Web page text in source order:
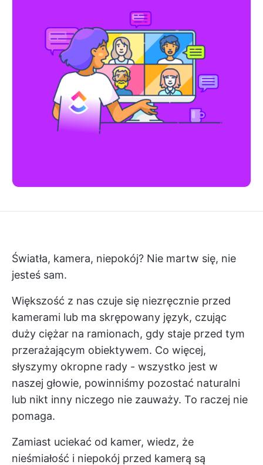
Światła, kamera, niepokój? Nie martw się, nie
jesteś sam.
Większość z nas czuje się niezręcznie przed
kamerami lub ma skrępowany język, czując
duży ciężar na ramionach, gdy staje przed tym
przerażającym obiektywem. Co więcej,
słyszymy okropne rady - wszystko jest w
naszej głowie, powinniśmy pozostać naturalni
lub nikt inny niczego nie zauważy. To raczej nie
pomaga.
Zamiast uciekać od kamer, wiedz, że
nieśmiałość i niepokój przed kamerą są